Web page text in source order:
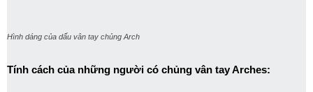
Hình dáng của dấu vân tay chủng Arch
Tính cách của những người có chủng vân tay Arches: